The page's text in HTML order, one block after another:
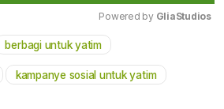
Powered by GliaStudios
berbagi untuk yatim
kampanye sosial untuk yatim